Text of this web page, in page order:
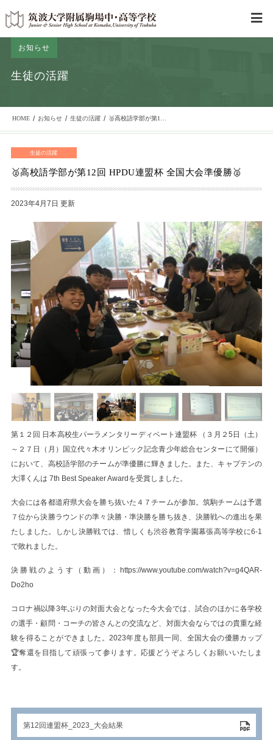
お知らせ
生徒の活躍
HOME / お知らせ / 生徒の活躍 / 🥈高校語学部が第12回 HPDU連盟杯 全国大会準優勝🥈
生徒の活躍
🥈高校語学部が第12回 HPDU連盟杯 全国大会準優勝🥈
2023年4月7日 更新
第１２回 日本高校生パーラメンタリーディベート連盟杯 （３月２5日（土）
～２７日（月）国立代々木オリンピック記念青少年総合センターにて開催）
において、高校語学部のチームが準優勝に輝きました。また、キャプテンの
大澤くんは 7th Best Speaker Awardを受賞しました。
大会には各都道府県大会を勝ち抜いた４７チームが参加。筑駒チームは予選
７位から決勝ラウンドの準々決勝・準決勝を勝ち抜き、決勝戦への進出を果
たしました。しかし決勝戦では、惜しくも渋谷教育学園幕張高等学校に6-1
で敗れました。
決勝戦のようす（動画）：https://www.youtube.com/watch?v=g4QAR-
Do2ho
コロナ禍以降3年ぶりの対面大会となった今大会では、試合のほかに各学校
の選手・顧問・コーチの皆さんとの交流など、対面大会ならではの貴重な経
験を得ることができました。2023年度も部員一同、全国大会の優勝カップ
🏆奪還を目指して頑張って参ります。応援どうぞよろしくお願いいたしま
す。
第12回連盟杯_2023_大会結果